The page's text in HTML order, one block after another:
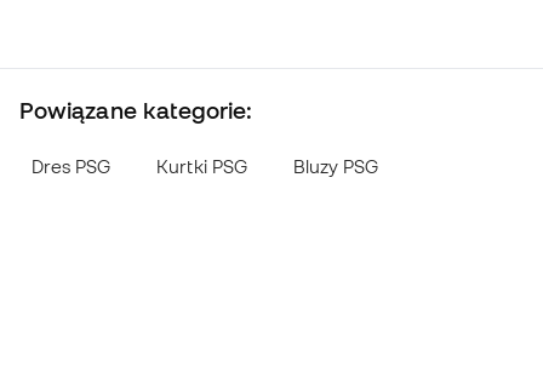
Powiązane kategorie:
Dres PSG Kurtki PSG Bluzy PSG